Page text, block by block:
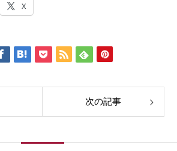
X
次の記事